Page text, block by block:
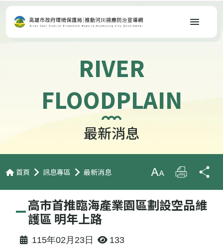
選單
RIVER
FLOODPLAIN
最新消息
首頁 訊息專區 最新消息
放大字級
列印 分
高市首推臨海產業園區劃設空品維
護區 明年上路
115年02月23日 133